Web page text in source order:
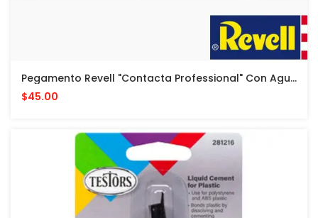
Pegamento Revell "Contacta Professional" Con Aguja - 25 G - Cemento Para Modelos Plasticos
$45.00